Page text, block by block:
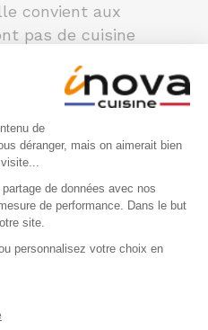
convient aux
pas de cuisine
de
d’une largeur
aussi en 45
cuisines. Un large
et de
Sachez qu’il
avec porte en inox